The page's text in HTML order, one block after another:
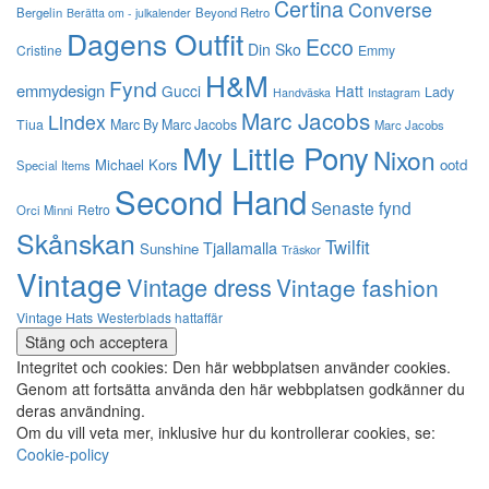
Bergelin Berätta om - julkalender Beyond Retro CertinaConverse
Cristine Dagens Outfit Din Sko Ecco Emmy
emmydesign Fynd Gucci H&M Handväska Hatt Instagram Lady
Tiua Lindex Marc By Marc Jacobs Marc Jacobs Marc Jacobs
Special Items Michael Kors My Little PonyNixon ootd
Orci Minni Retro Second Hand Senaste fynd
Skånskan Sunshine Tjallamalla Träskor Twilfit
VintageVintage dressVintage fashion
Vintage Hats Westerblads hattaffär
Integritet och cookies: Den här webbplatsen använder cookies.
Genom att fortsätta använda den här webbplatsen godkänner du
deras användning.
Om du vill veta mer, inklusive hur du kontrollerar cookies, se:
Cookie-policy